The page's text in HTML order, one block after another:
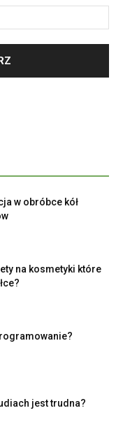
w obróbce kół
na kosmetyki które
jest trudna?